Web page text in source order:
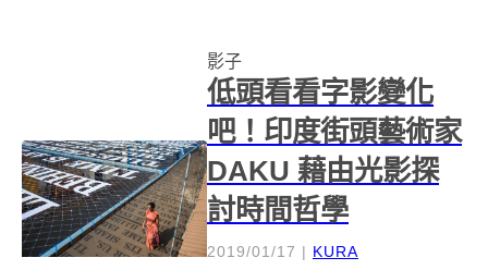
向與障礙物的陳設位置共...
影子
低頭看看字影變化
吧！印度街頭藝術家
DAKU 藉由光影探
討時間哲學
2019/01/17 | KURA